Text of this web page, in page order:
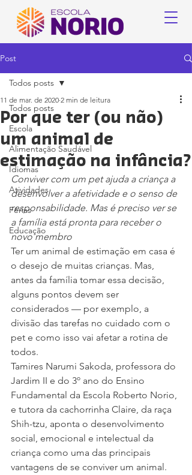
Post
Todos posts
Escola
Alimentação Saudável
Idiomas
Atividades
Férias
Educação
Todos posts
Por que ter (ou não)
um animal de
estimação na infância?
11 de mar. de 2020 2 min de leitura
Conviver com um pet ajuda a criança a
desenvolver a afetividade e o senso de
responsabilidade. Mas é preciso ver se
a família está pronta para receber o
novo membro
Ter um animal de estimação em casa é
o desejo de muitas crianças. Mas,
antes da família tomar essa decisão,
alguns pontos devem ser
considerados — por exemplo, a
divisão das tarefas no cuidado com o
pet e como isso vai afetar a rotina de
todos.
Tamires Narumi Sakoda, professora do
Jardim II e do 3º ano do Ensino
Fundamental da Escola Roberto Norio,
e tutora da cachorrinha Claire, da raça
Shih-tzu, aponta o desenvolvimento
social, emocional e intelectual da
criança como uma das principais
vantagens de se conviver um animal.